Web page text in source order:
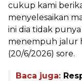
cukup kami
menyelesaikan
ini dia tidak
menempuh jalur
(20/6/2026) sore.
Baca juga: